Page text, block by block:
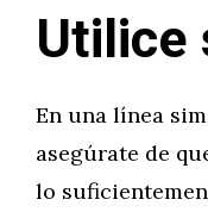
Utilice
En una línea
asegúrate de
lo